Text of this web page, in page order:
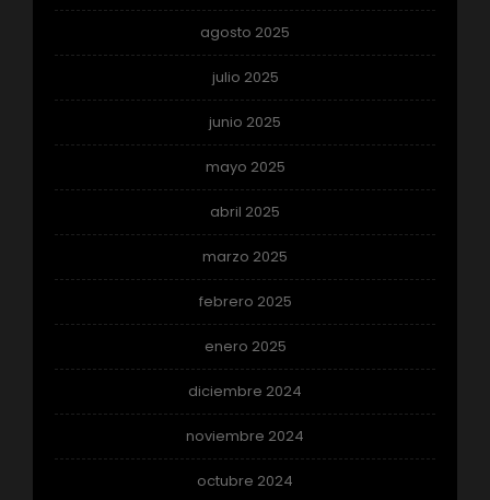
agosto 2025
julio 2025
junio 2025
mayo 2025
abril 2025
marzo 2025
febrero 2025
enero 2025
diciembre 2024
noviembre 2024
octubre 2024